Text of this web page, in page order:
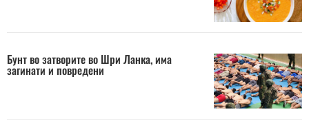
Бунт во затворите во Шри Ланка, има
загинати и повредени